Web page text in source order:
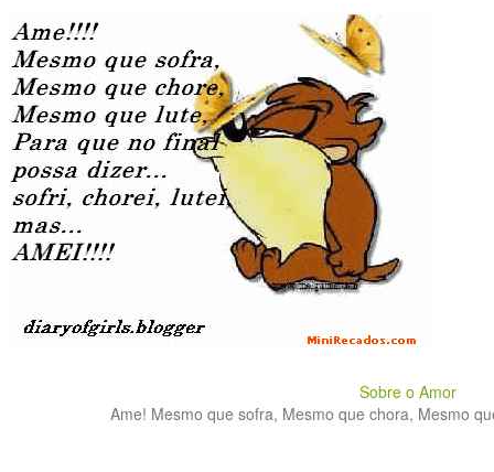
Sobre o Amor
Ame! Mesmo que sofra, Mesmo que chora, Mesmo